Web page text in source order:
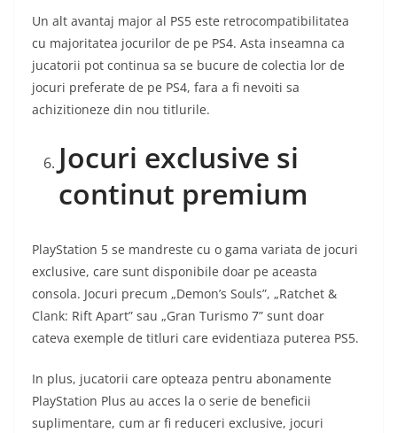
Un alt avantaj major al PS5 este retrocompatibilitatea
cu majoritatea jocurilor de pe PS4. Asta inseamna ca
jucatorii pot continua sa se bucure de colectia lor de
jocuri preferate de pe PS4, fara a fi nevoiti sa
achizitioneze din nou titlurile.
Jocuri exclusive si
continut premium
PlayStation 5 se mandreste cu o gama variata de jocuri
exclusive, care sunt disponibile doar pe aceasta
consola. Jocuri precum „Demon’s Souls”, „Ratchet &
Clank: Rift Apart” sau „Gran Turismo 7” sunt doar
cateva exemple de titluri care evidentiaza puterea PS5.
In plus, jucatorii care opteaza pentru abonamente
PlayStation Plus au acces la o serie de beneficii
suplimentare, cum ar fi reduceri exclusive, jocuri